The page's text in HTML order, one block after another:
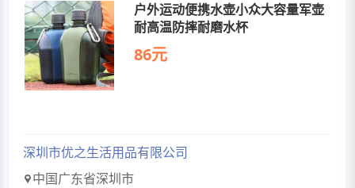
户外运动便携水壶小众大容量军壶
耐高温防摔耐磨水杯
86元
深圳市优之生活用品有限公司
中国广东省深圳市